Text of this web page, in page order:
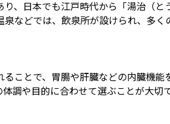
、日本でも江戸時代から「湯治（と
などでは、飲泉所が設けられ、多
ことで、胃腸や肝臓などの内臓機能
調や目的に合わせて選ぶことが大切で